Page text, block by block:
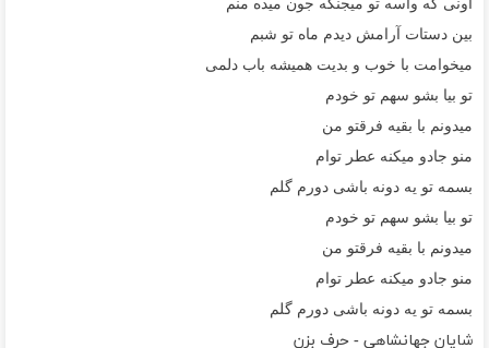
اونی که واسه تو میجنگه جون میده منم
بین دستات آرامش دیدم ماه تو شبم
میخوامت با خوب و بدیت همیشه باب دلمی
تو بیا بشو سهم تو خودم
میدونم با بقیه فرقتو من
منو جادو میکنه عطر توام
بسمه تو یه دونه باشی دورم گلم
تو بیا بشو سهم تو خودم
میدونم با بقیه فرقتو من
منو جادو میکنه عطر توام
بسمه تو یه دونه باشی دورم گلم
شایان جهانشاهی - حرف بزن